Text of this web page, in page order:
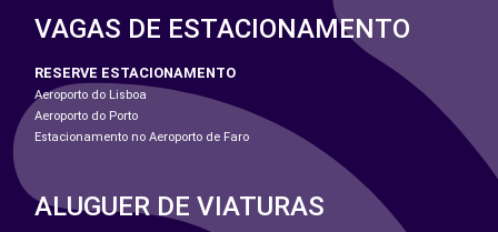
VAGAS DE ESTACIONAMENTO
RESERVE ESTACIONAMENTO
Aeroporto do Lisboa
Aeroporto do Porto
Estacionamento no Aeroporto de Faro
ALUGUER DE VIATURAS